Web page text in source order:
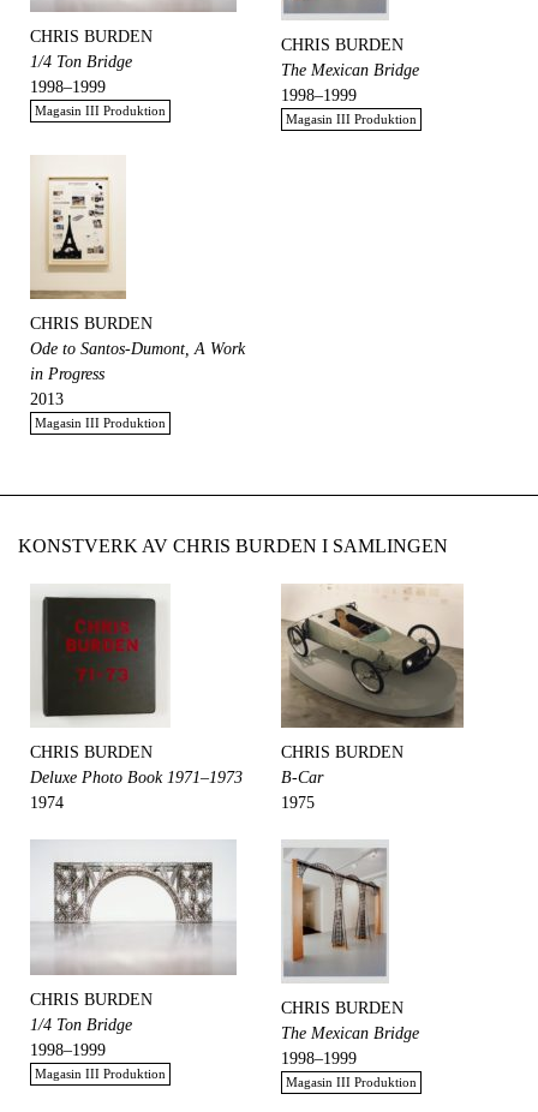
CHRIS BURDEN
1/4 Ton Bridge
1998–1999
Magasin III Produktion
CHRIS BURDEN
The Mexican Bridge
1998–1999
Magasin III Produktion
CHRIS BURDEN
Ode to Santos-Dumont, A Work
in Progress
2013
Magasin III Produktion
KONSTVERK AV CHRIS BURDEN I SAMLINGEN
CHRIS BURDEN
Deluxe Photo Book 1971–1973
1974
CHRIS BURDEN
B-Car
1975
CHRIS BURDEN
1/4 Ton Bridge
1998–1999
Magasin III Produktion
CHRIS BURDEN
The Mexican Bridge
1998–1999
Magasin III Produktion